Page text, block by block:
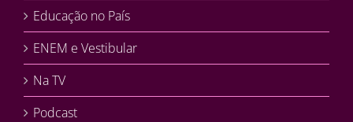
Educação no País
ENEM e Vestibular
Na TV
Podcast